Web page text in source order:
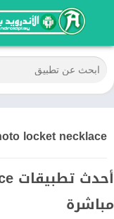
locket necklace
مباشرة